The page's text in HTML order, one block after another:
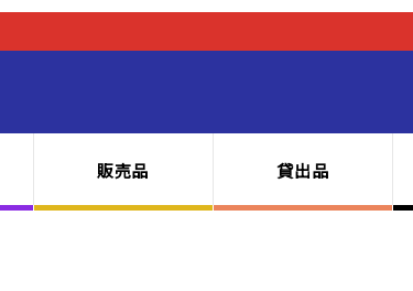
販売品 貸出品